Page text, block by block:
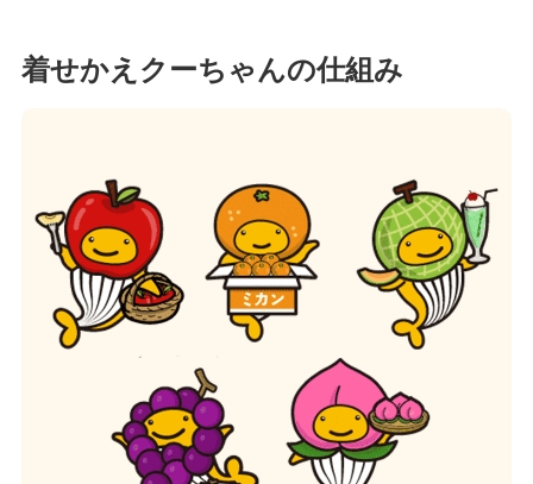
着せかえクーちゃんの仕組み